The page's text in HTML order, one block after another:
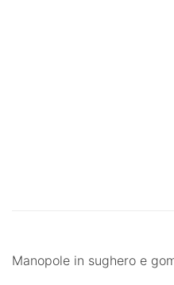
Manopole in sughero e